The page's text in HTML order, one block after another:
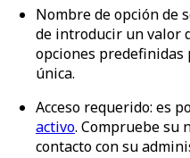
Nombre de opción de
de introducir un valor
opciones predefinidas
única.
Acceso requerido: es
activo. Compruebe su
contacto con su